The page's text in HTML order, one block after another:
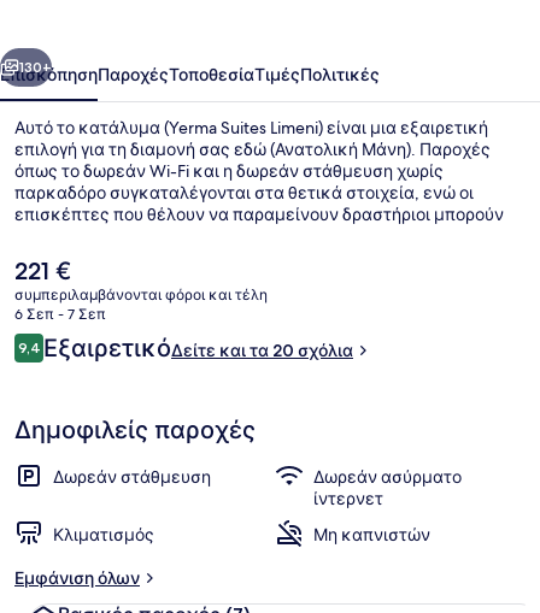
Επόμενο
130+
ΕπισκόπησηΠαροχέςΤοποθεσίαΤιμέςΠολιτικές
Αυτό το κατάλυμα (Yerma Suites Limeni) είναι μια εξαιρετική
επιλογή για τη διαμονή σας εδώ (Ανατολική Μάνη). Παροχές
όπως το δωρεάν Wi-Fi και η δωρεάν στάθμευση χωρίς
παρκαδόρο συγκαταλέγονται στα θετικά στοιχεία, ενώ οι
επισκέπτες που θέλουν να παραμείνουν δραστήριοι μπορούν
και θαλάσσιο σκι σε κοντινή απόσταση. Όλα τα διαμερίσματα
προσφέρουν όμορφες πινελιές όπως μηχανές εσπρέσο και
κρεβάτια memory foam με σεντόνια από αιγυπτιακό βαμβάκι.
Η
τρέχουσα
τιμή
είναι
221 €
221 €
συμπεριλαμβάνονται φόροι και τέλη
6 Σεπ - 7 Σεπ
Σχόλια
9,49,4 στα 10
ΕξαιρετικόΔείτε και τα 20 σχόλια
Δημοφιλείς παροχές
Δωρεάν στάθμευση
Δωρεάν ασύρματο
ίντερνετ
Κλιματισμός
Μη καπνιστών
Εμφάνιση όλων